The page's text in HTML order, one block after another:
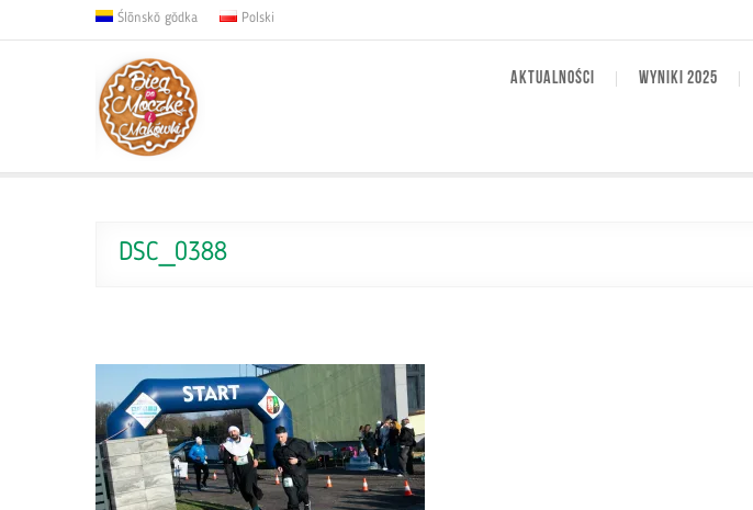
Ślōnskŏ gŏdka Polski
AKTUALNOŚCI WYNIKI 2025
DSC_0388